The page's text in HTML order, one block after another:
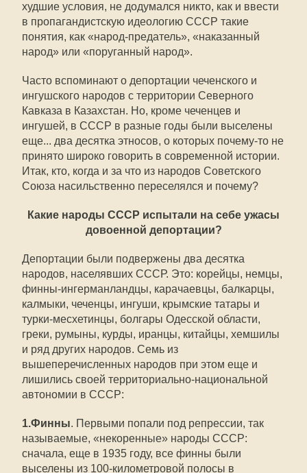
худшие условия, не додумался никто, как и ввести
в пропагандистскую идеологию СССР такие
понятия, как «народ-предатель», «наказанный
народ» или «поруганный народ».
Часто вспоминают о депортации чеченского и
ингушского народов с территории Северного
Кавказа в Казахстан. Но, кроме чеченцев и
ингушей, в СССР в разные годы были выселены
еще... два десятка этносов, о которых почему-то не
принято широко говорить в современной истории.
Итак, кто, когда и за что из народов Советского
Союза насильственно переселялся и почему?
Какие народы СССР испытали на себе ужасы
довоенной депортации?
Депортации были подвержены два десятка
народов, населявших СССР. Это: корейцы, немцы,
финны-ингерманландцы, карачаевцы, балкарцы,
калмыки, чеченцы, ингуши, крымские татары и
турки-месхетинцы, болгары Одесской области,
греки, румыны, курды, иранцы, китайцы, хемшилы
и ряд других народов. Семь из
вышеперечисленных народов при этом еще и
лишились своей территориально-национальной
автономии в СССР:
1.Финны. Первыми попали под репрессии, так
называемые, «некоренные» народы СССР:
сначала, еще в 1935 году, все финны были
выселены из 100-километровой полосы в